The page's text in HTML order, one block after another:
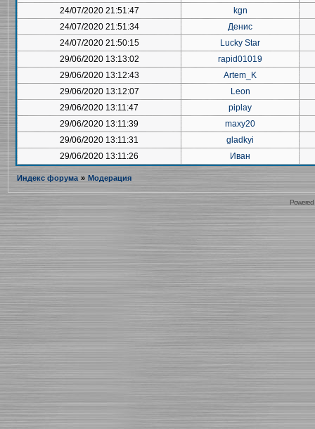
24/07/2020 21:51:47
kgn
24/07/2020 21:51:34
Денис
24/07/2020 21:50:15
Lucky Star
29/06/2020 13:13:02
rapid01019
29/06/2020 13:12:43
Artem_K
29/06/2020 13:12:07
Leon
29/06/2020 13:11:47
piplay
29/06/2020 13:11:39
maxy20
29/06/2020 13:11:31
gladkyi
29/06/2020 13:11:26
Иван
Индекс форума » Модерация